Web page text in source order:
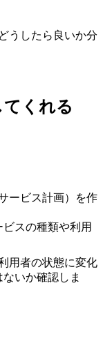
うしたら良いか分
くれる
ービス計画）を作
スの種類や利用
用者の状態に変化
いか確認しま